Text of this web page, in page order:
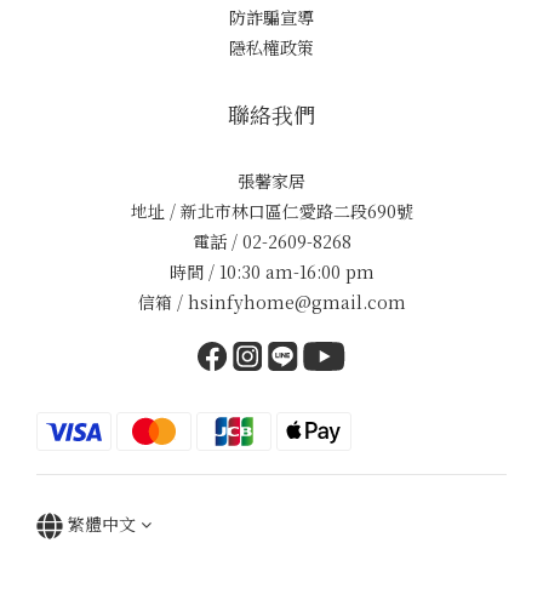
防詐騙宣導
隱私權政策
聯絡我們
張馨家居
地址 / 新北市林口區仁愛路二段690號
電話 / 02-2609-8268
時間 / 10:30 am-16:00 pm
信箱 / hsinfyhome@gmail.com
繁體中文